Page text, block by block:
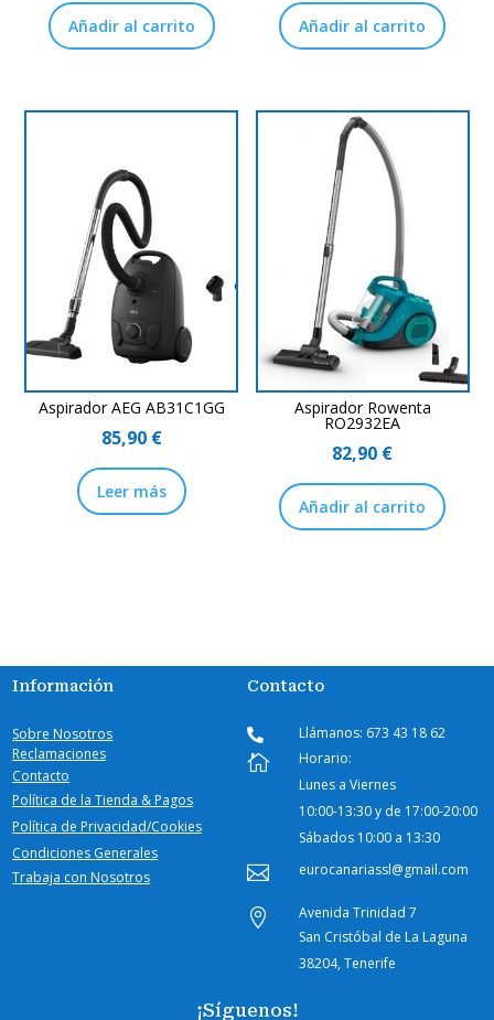
Añadir al carrito Añadir al carrito
Aspirador AEG AB31C1GG
85,90 €
Leer más
Aspirador Rowenta
RO2932EA
82,90 €
Añadir al carrito
Información
Sobre Nosotros
Reclamaciones
Contacto
Política de la Tienda & Pagos
Política de Privacidad/Cookies
Condiciones Generales
Trabaja con Nosotros
Contacto
 Llámanos: 673 43 18 62

Horario:
Lunes a Viernes
10:00-13:30 y de 17:00-20:00
Sábados 10:00 a 13:30
 eurocanariassl@gmail.com

Avenida Trinidad 7
San Cristóbal de La Laguna
38204, Tenerife
¡Síguenos!